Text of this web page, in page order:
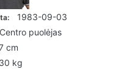
1983-09-03
Centro puolėjas
cm
kg